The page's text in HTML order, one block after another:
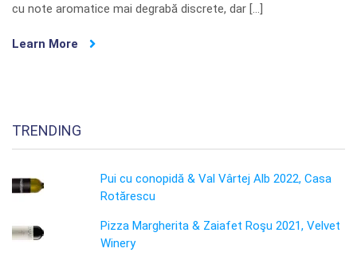
cu note aromatice mai degrabă discrete, dar […]
Learn More
TRENDING
Pui cu conopidă & Val Vârtej Alb 2022, Casa
Rotărescu
Pizza Margherita & Zaiafet Roşu 2021, Velvet
Winery